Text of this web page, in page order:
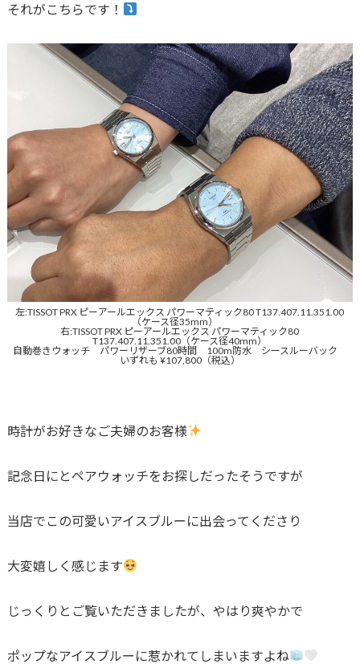
それがこちらです！
左:TISSOT PRX ピーアールエックス パワーマティック80 T137.407.11.351.00
（ケース径35mm）
右:TISSOT PRX ピーアールエックス パワーマティック80
T137.407.11.351.00（ケース径40mm）
自動巻きウォッチ パワーリザーブ80時間 100m防水 シースルーバック
いずれも ¥107,800（税込）
時計がお好きなご夫婦のお客様
記念日にとペアウォッチをお探しだったそうですが
当店でこの可愛いアイスブルーに出会ってくださり
大変嬉しく感じます
じっくりとご覧いただきましたが、やはり爽やかで
ポップなアイスブルーに惹かれてしまいますよね